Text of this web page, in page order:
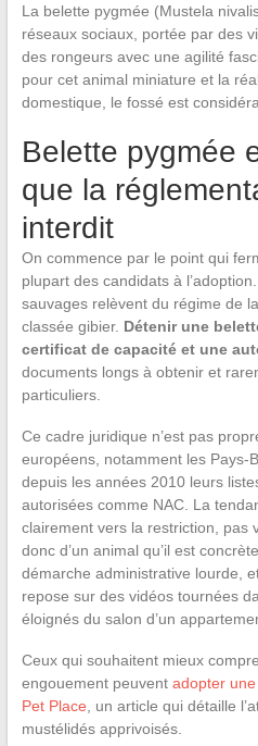
La belette pygmée (Mustela
réseaux sociaux, portée par des
des rongeurs avec une agilité
pour cet animal miniature et la
domestique, le fossé est
Belette pygmée
que la
interdit
On commence par le point qui
plupart des candidats à
sauvages relèvent du régime de
classée gibier. Détenir une
certificat de capacité et une
documents longs à obtenir et
particuliers.
Ce cadre juridique n’est pas
européens, notamment les Pays-
depuis les années 2010 leurs
autorisées comme NAC. La
clairement vers la restriction, pas
donc d’un animal qu’il est
démarche administrative lourde,
repose sur des vidéos tournées
éloignés du salon d’un
Ceux qui souhaitent mieux
engouement peuvent adopter
Pet Place , un article qui détaille
mustélidés apprivoisés.